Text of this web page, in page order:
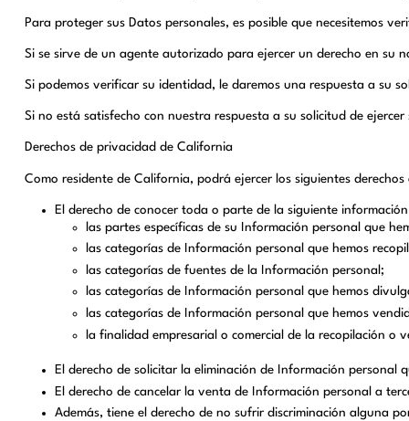
Para proteger sus Datos personales, es posible que necesitemos
Si se sirve de un agente autorizado para ejercer un derecho en su
Si podemos verificar su identidad, le daremos una respuesta a su
Si no está satisfecho con nuestra respuesta a su solicitud de
Derechos de privacidad de California
Como residente de California, podrá ejercer los siguientes
El derecho de conocer toda o parte de la siguiente
las partes específicas de su Información personal que
las categorías de Información personal que hemos
las categorías de fuentes de la Información personal;
las categorías de Información personal que hemos
las categorías de Información personal que hemos
la finalidad empresarial o comercial de la recopilación o
El derecho de solicitar la eliminación de Información personal
El derecho de cancelar la venta de Información personal a
Además, tiene el derecho de no sufrir discriminación alguna